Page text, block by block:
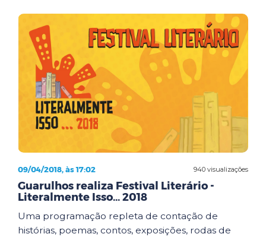
940 visualizações
09/04/2018, às 17:02
Guarulhos realiza Festival Literário -
Literalmente Isso... 2018
Uma programação repleta de contação de
histórias, poemas, contos, exposições, rodas de